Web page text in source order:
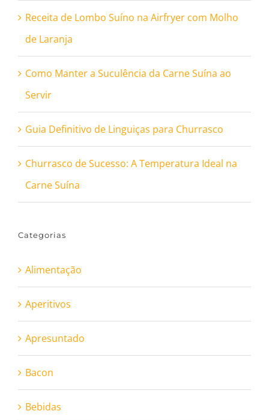
Receita de Lombo Suíno na Airfryer com Molho
de Laranja
Como Manter a Suculência da Carne Suína ao
Servir
Guia Definitivo de Linguiças para Churrasco
Churrasco de Sucesso: A Temperatura Ideal na
Carne Suína
Categorias
Alimentação
Aperitivos
Apresuntado
Bacon
Bebidas